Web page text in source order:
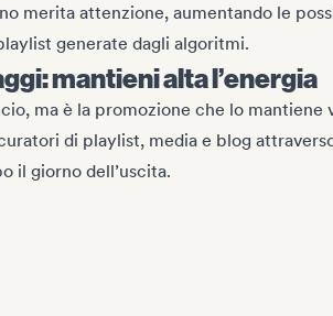
merita attenzione, aumentando le
generate dagli algoritmi.
mantieni alta l’energia
ma è la promozione che lo mantiene
di playlist, media e blog
il giorno dell’uscita.